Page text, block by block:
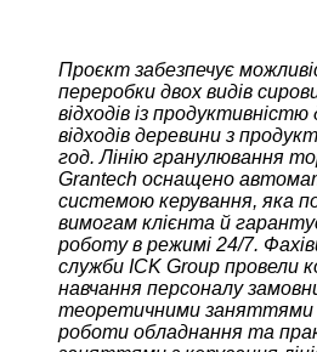
Проєкт забезпечує
переробки двох видів
відходів із
відходів деревини з
год. Лінію гранулювання
Grantech оснащено
системою керування, яка
вимогам клієнта й
роботу в режимі 24/7.
служби ICK Group провели
навчання персоналу
теоретичними заняттями
роботи обладнання та